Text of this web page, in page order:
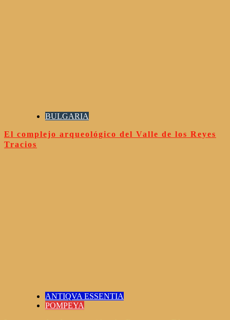
BULGARIA
El complejo arqueológico del Valle de los Reyes
Tracios
ANTIQVA ESSENTIA
POMPEYA